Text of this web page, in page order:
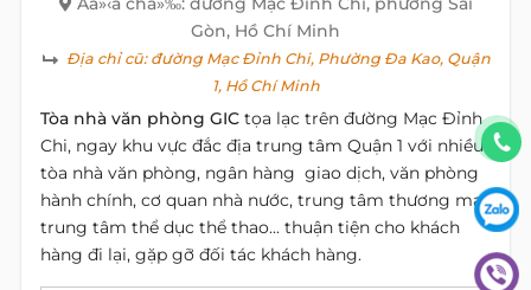
Gòn, Hồ Chí Minh
Địa chỉ cũ:đường Mạc Đỉnh Chi, Phường Đa Kao, Quận
1, Hồ Chí Minh
Tòa nhà văn phòng GIC tọa lạc trên đường Mạc Đỉnh
Chi, ngay khu vực đắc địa trung tâm Quận 1 với nhiều
tòa nhà văn phòng, ngân hàng giao dịch, văn phòng
hành chính, cơ quan nhà nước, trung tâm thương mại,
trung tâm thể dục thể thao... thuận tiện cho khách
hàng đi lại, gặp gỡ đối tác khách hàng.